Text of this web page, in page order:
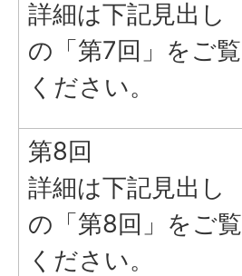
詳細は下記見出し
の「第7回」をご覧
ください。
第8回
詳細は下記見出し
の「第8回」をご覧
ください。